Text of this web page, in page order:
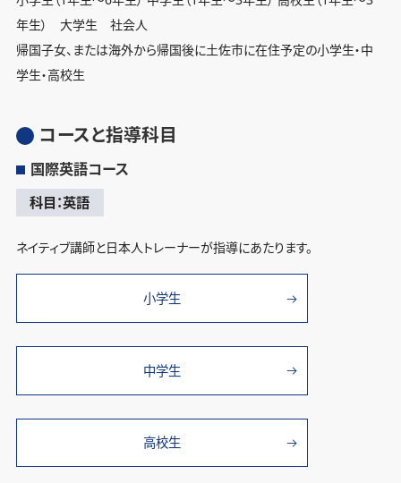
年生） 大学生 社会人
帰国子女、または海外から帰国後に土佐市に在住予定の小学生・中
学生・高校生
コースと指導科目
国際英語コース
科目：英語
ネイティブ講師と日本人トレーナーが指導にあたります。
小学生
中学生
高校生